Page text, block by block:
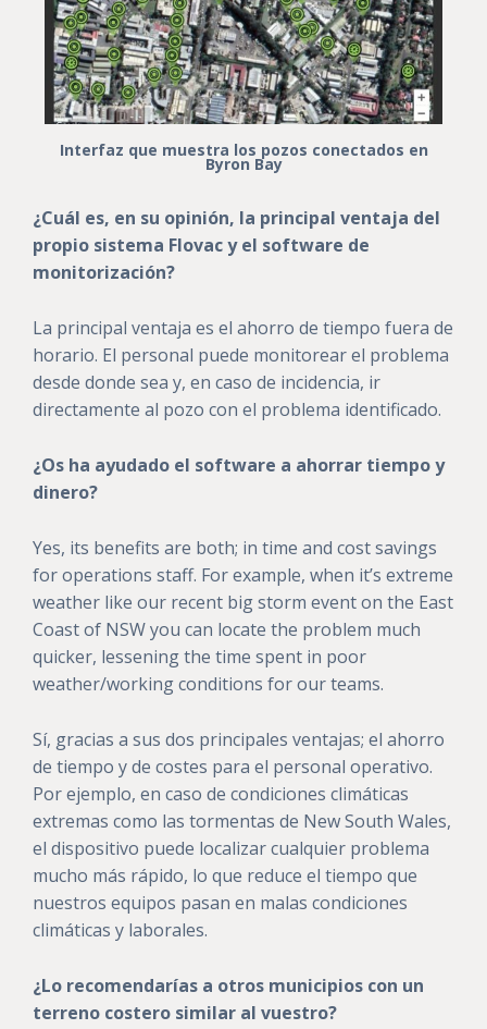
Interfaz que muestra los pozos conectados en
Byron Bay
¿Cuál es, en su opinión, la principal ventaja del
propio sistema Flovac y el software de
monitorización?
La principal ventaja es el ahorro de tiempo fuera de
horario. El personal puede monitorear el problema
desde donde sea y, en caso de incidencia, ir
directamente al pozo con el problema identificado.
¿Os ha ayudado el software a ahorrar tiempo y
dinero?
Yes, its benefits are both; in time and cost savings
for operations staff. For example, when it’s extreme
weather like our recent big storm event on the East
Coast of NSW you can locate the problem much
quicker, lessening the time spent in poor
weather/working conditions for our teams.
Sí, gracias a sus dos principales ventajas; el ahorro
de tiempo y de costes para el personal operativo.
Por ejemplo, en caso de condiciones climáticas
extremas como las tormentas de New South Wales,
el dispositivo puede localizar cualquier problema
mucho más rápido, lo que reduce el tiempo que
nuestros equipos pasan en malas condiciones
climáticas y laborales.
¿Lo recomendarías a otros municipios con un
terreno costero similar al vuestro?